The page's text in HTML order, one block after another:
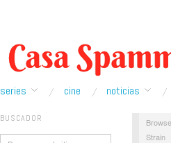
series cine noticias
BUSCADOR
Strain